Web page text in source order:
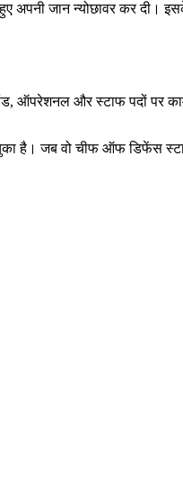
अपनी जान न्योछावर कर दी।
ऑपरेशनल और स्टाफ पदों पर
है। जब वो चीफ ऑफ डिफेंस